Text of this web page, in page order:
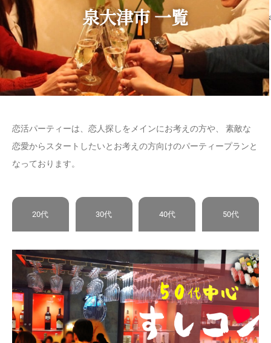
泉大津市 一覧
恋活パーティーは、恋人探しをメインにお考えの方や、 素敵な
恋愛からスタートしたいとお考えの方向けのパーティープランと
なっております。
20代 30代 40代 50代